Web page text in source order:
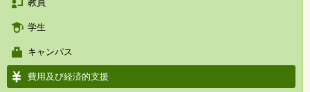
教員
学生
キャンパス
費用及び経済的支援